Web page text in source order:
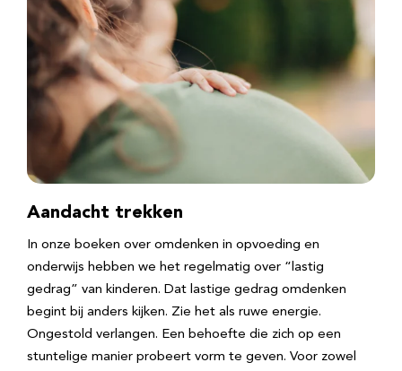
Aandacht trekken
In onze boeken over omdenken in opvoeding en
onderwijs hebben we het regelmatig over “lastig
gedrag” van kinderen. Dat lastige gedrag omdenken
begint bij anders kijken. Zie het als ruwe energie.
Ongestold verlangen. Een behoefte die zich op een
stuntelige manier probeert vorm te geven. Voor zowel